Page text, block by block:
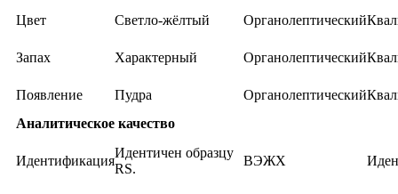
Цвет
Светло-жёлтый Органолептический
Запах Характерный Органолептический
Появление Пудра Органолептический
Аналитическое качество
Идентификация
Идентичен образцу
RS.
ВЭЖХ